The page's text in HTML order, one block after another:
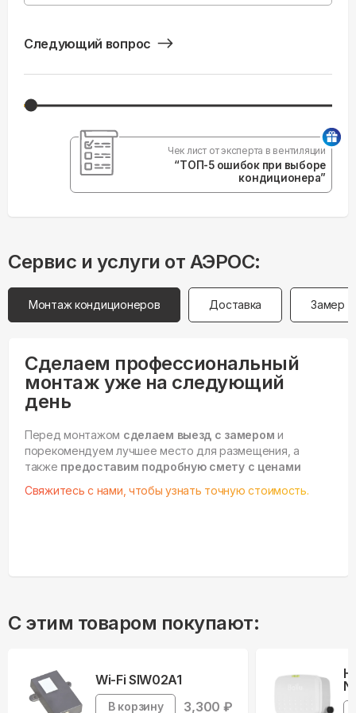
Следующий вопрос
Чек лист от эксперта в вентиляции
“ТОП-5 ошибок при выборе
кондиционера”
Сервис и услуги от АЭРОС:
Монтаж кондиционеров Доставка Замер
Сделаем профессиональный
монтаж уже на следующий
день
Перед монтажом сделаем выезд с замером и
порекомендуем лучшее место для размещения, а
также предоставим подробную смету с ценами
Свяжитесь с нами, чтобы узнать точную стоимость.
С этим товаром покупают:
Wi-Fi SIW02A1
В корзину 3,300 ₽